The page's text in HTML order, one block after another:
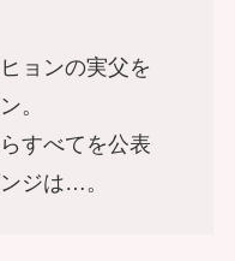
ョンの実父を
。
すべてを公表
ジは…。